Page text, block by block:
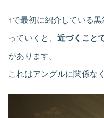
↑で最初に紹介している
っていくと、 近づくこと
があります。
これはアングルに関係なく